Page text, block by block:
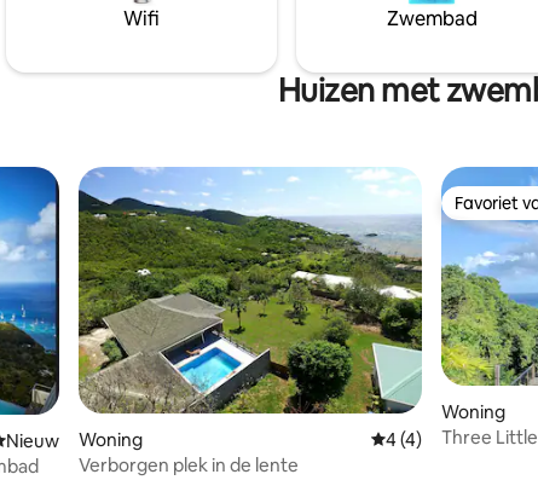
Wifi Zwembad
Huizen met
accommodatie
Nieuw
Woning Gemiddelde
4 (4)
Verborgen plek in de lente
Favoriet
Favoriet
Woning
Three